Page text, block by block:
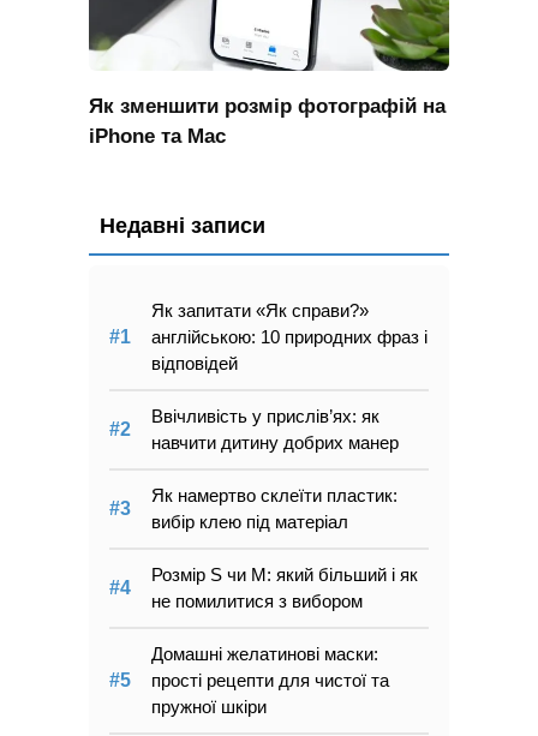
Як зменшити розмір фотографій на
iPhone та Mac
Недавні записи
Як запитати «Як справи?»
англійською: 10 природних фраз і
відповідей
Ввічливість у прислів’ях: як
навчити дитину добрих манер
Як намертво склеїти пластик:
вибір клею під матеріал
Розмір S чи M: який більший і як
не помилитися з вибором
Домашні желатинові маски:
прості рецепти для чистої та
пружної шкіри